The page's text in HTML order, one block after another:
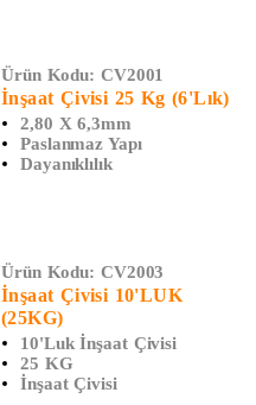
Ürün Kodu: CV2001
İnşaat Çivisi 25 Kg (6'lık)
2,80 X 6,3mm
Paslanmaz Yapı
Dayanıklılık
Ürün Kodu: CV2003
İnşaat Çivisi 10'LUK
(25KG)
10'luk İnşaat Çivisi
25 KG
İnşaat Çivisi